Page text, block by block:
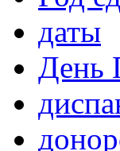
даты
День